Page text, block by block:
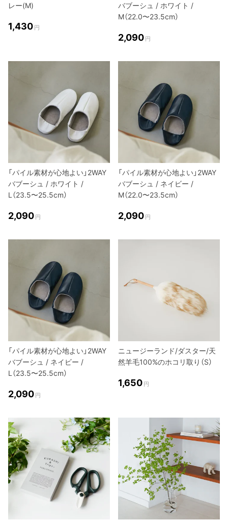
レー(M)
1,430 円
バブーシュ / ホワイト /
M（22.0〜23.5cm）
2,090 円
「パイル素材が心地よい」2WAY
バブーシュ / ホワイト /
L（23.5〜25.5cm）
2,090 円
「パイル素材が心地よい」2WAY
バブーシュ / ネイビー /
M（22.0〜23.5cm）
2,090 円
「パイル素材が心地よい」2WAY
バブーシュ / ネイビー /
L（23.5〜25.5cm）
2,090 円
ニュージーランド/ダスター/天
然羊毛100%のホコリ取り（S）
1,650 円